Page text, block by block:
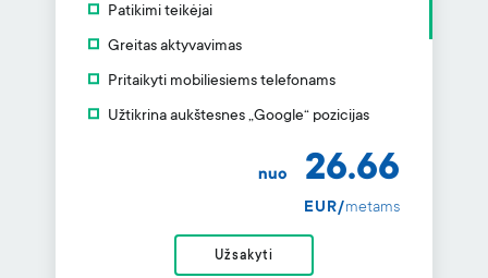
Patikimi teikėjai
Greitas aktyvavimas
Pritaikyti mobiliesiems telefonams
Užtikrina aukštesnes „Google“ pozicijas
nuo 26.66
EUR/metams
Užsakyti